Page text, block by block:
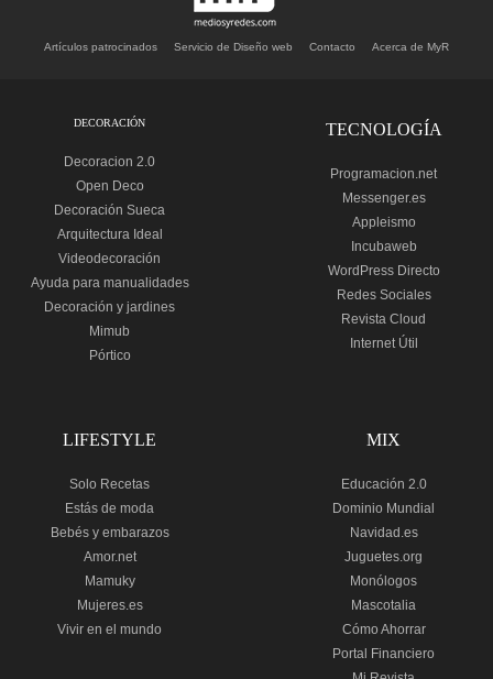
Artículos patrocinados Servicio de Diseño web Contacto Acerca de MyR
DECORACIÓN
Decoracion 2.0
Open Deco
Decoración Sueca
Arquitectura Ideal
Videodecoración
Ayuda para manualidades
Decoración y jardines
Mimub
Pórtico
TECNOLOGÍA
Programacion.net
Messenger.es
Appleismo
Incubaweb
WordPress Directo
Redes Sociales
Revista Cloud
Internet Útil
LIFESTYLE
Solo Recetas
Estás de moda
Bebés y embarazos
Amor.net
Mamuky
Mujeres.es
Vivir en el mundo
MIX
Educación 2.0
Dominio Mundial
Navidad.es
Juguetes.org
Monólogos
Mascotalia
Cómo Ahorrar
Portal Financiero